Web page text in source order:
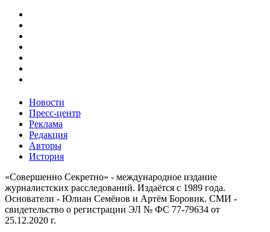
Новости
Пресс-центр
Реклама
Редакция
Авторы
История
«Совершенно Секретно» - международное издание
журналистских расследований. Издаётся с 1989 года.
Основатели - Юлиан Семёнов и Артём Боровик. CМИ -
свидетельство о регистрации ЭЛ № ФС 77-79634 от
25.12.2020 г.